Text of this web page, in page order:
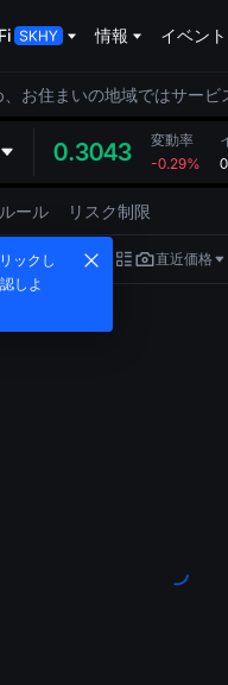
情報 イベント
お住まいの地域ではサー
0.3043
変動率
-0.29%
ール リスク制限
1日 直近価格
ックし
しよ